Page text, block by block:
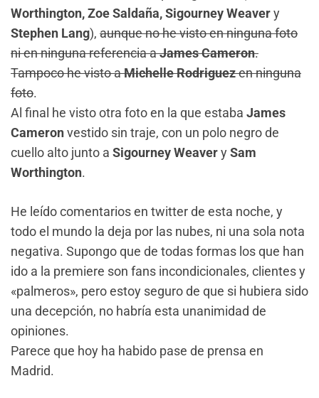
Worthington, Zoe Saldaña, Sigourney Weavery
Stephen Lang), aunque no he visto en ninguna foto
ni en ninguna referencia aJames Cameron.
Tampoco he visto aMichelle Rodriguezen ninguna
foto.
Al final he visto otra foto en la que estaba James
Cameronvestido sin traje, con un polo negro de
cuello alto junto a Sigourney WeaverySam
Worthington.
He leído comentarios en twitter de esta noche, y
todo el mundo la deja por las nubes, ni una sola nota
negativa. Supongo que de todas formas los que han
ido a la premiere son fans incondicionales, clientes y
«palmeros», pero estoy seguro de que si hubiera sido
una decepción, no habría esta unanimidad de
opiniones.
Parece que hoy ha habido pase de prensa en
Madrid.